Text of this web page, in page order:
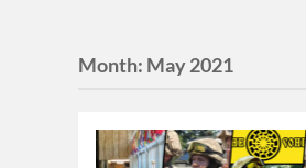
Month: May 2021